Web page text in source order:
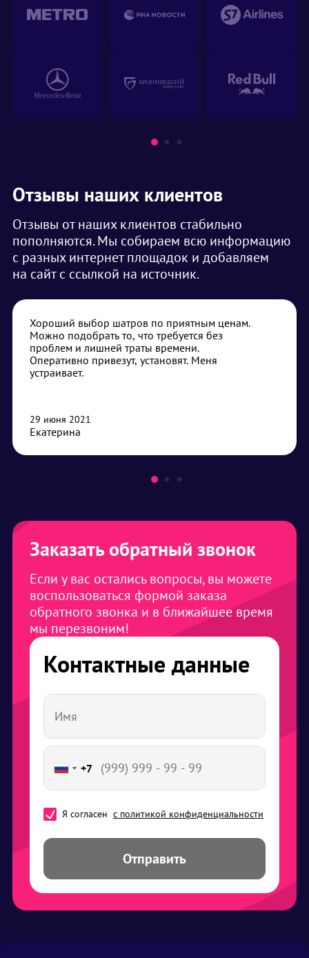
Отзывы наших клиентов
Отзывы от наших клиентов стабильно
пополняются. Мы собираем всю информацию
с разных интернет площадок и добавляем
на сайт с ссылкой на источник.
Хороший выбор шатров по приятным ценам.
Можно подобрать то, что требуется без
проблем и лишней траты времени.
Оперативно привезут, установят. Меня
устраивает.
29 июня 2021
Екатерина
Заказать обратный звонок
Если у вас остались вопросы, вы можете
воспользоваться формой заказа
обратного звонка и в ближайшее время
мы перезвоним!
Контактные данные
+7
Я согласен с политикой конфиденциальности
Отправить